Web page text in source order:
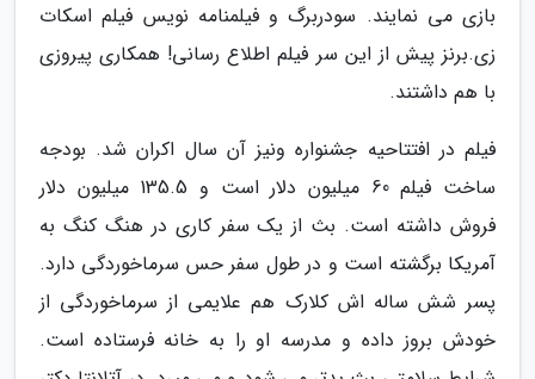
بازی می نمایند. سودربرگ و فیلمنامه نویس فیلم اسکات
زی.برنز پیش از این سر فیلم اطلاع رسانی! همکاری پیروزی
با هم داشتند.
فیلم در افتتاحیه جشنواره ونیز آن سال اکران شد. بودجه
ساخت فیلم 60 میلیون دلار است و 135.5 میلیون دلار
فروش داشته است. بث از یک سفر کاری در هنگ کنگ به
آمریکا برگشته است و در طول سفر حس سرماخوردگی دارد.
پسر شش ساله اش کلارک هم علایمی از سرماخوردگی از
خودش بروز داده و مدرسه او را به خانه فرستاده است.